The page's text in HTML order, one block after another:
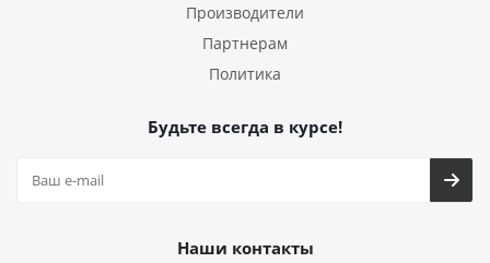
Производители
Партнерам
Политика
Будьте всегда в курсе!
Наши контакты